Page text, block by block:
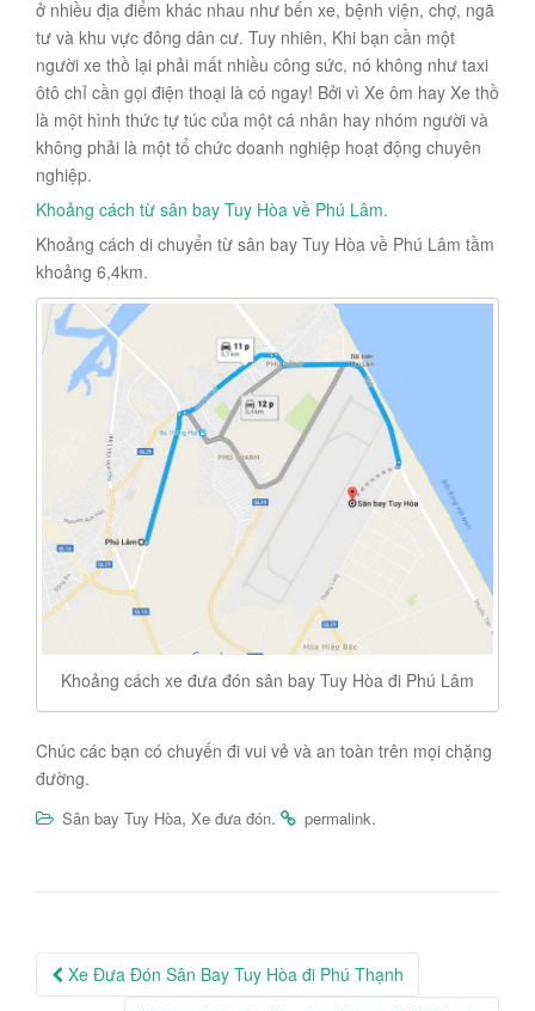
ở nhiều địa điểm khác nhau như bến xe, bệnh viện, chợ, ngã
tư và khu vực đông dân cư. Tuy nhiên, Khi bạn cần một
người xe thồ lại phải mất nhiều công sức, nó không như taxi
ôtô chỉ cần gọi điện thoại là có ngay! Bởi vì Xe ôm hay Xe thồ
là một hình thức tự túc của một cá nhân hay nhóm người và
không phải là một tổ chức doanh nghiệp hoạt động chuyên
nghiệp.
Khoảng cách từ sân bay Tuy Hòa về Phú Lâm.
Khoảng cách di chuyển từ sân bay Tuy Hòa về Phú Lâm tầm
khoảng 6,4km.
Khoảng cách xe đưa đón sân bay Tuy Hòa đi Phú Lâm
Chúc các bạn có chuyến đi vui vẻ và an toàn trên mọi chặng
đường.
Sân bay Tuy Hòa, Xe đưa đón. permalink.
Post
Xe Đưa Đón Sân Bay Tuy Hòa đi Phú Thạnh